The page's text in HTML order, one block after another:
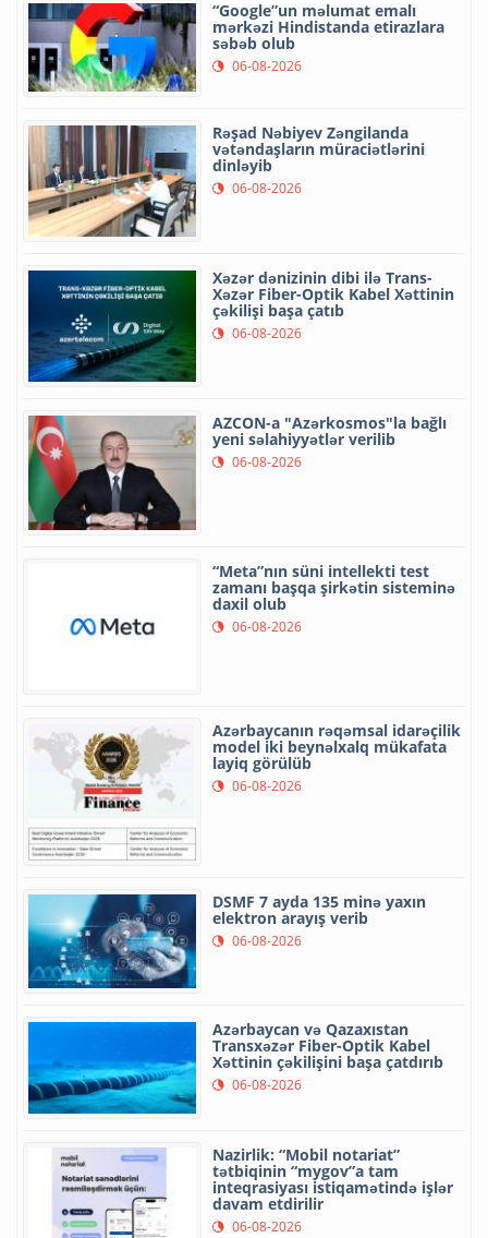
“Google”un məlumat emalı
mərkəzi Hindistanda etirazlara
səbəb olub
06-08-2026
Rəşad Nəbiyev Zəngilanda
vətəndaşların müraciətlərini
dinləyib
06-08-2026
Xəzər dənizinin dibi ilə Trans-
Xəzər Fiber-Optik Kabel Xəttinin
çəkilişi başa çatıb
06-08-2026
AZCON-a "Azərkosmos"la bağlı
yeni səlahiyyətlər verilib
06-08-2026
“Meta”nın süni intellekti test
zamanı başqa şirkətin sisteminə
daxil olub
06-08-2026
Azərbaycanın rəqəmsal idarəçilik
model iki beynəlxalq mükafata
layiq görülüb
06-08-2026
DSMF 7 ayda 135 minə yaxın
elektron arayış verib
06-08-2026
Azərbaycan və Qazaxıstan
Transxəzər Fiber-Optik Kabel
Xəttinin çəkilişini başa çatdırıb
06-08-2026
Nazirlik: “Mobil notariat”
tətbiqinin “mygov”a tam
inteqrasiyası istiqamətində işlər
davam etdirilir
06-08-2026